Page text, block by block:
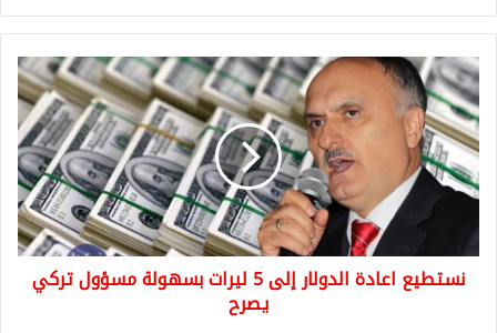
نستطيع
اعادة
الدولار
إلى
5
ليرات
بسهولة
مسؤول
تركي
يصرح
نستطيع اعادة الدولار إلى 5 ليرات بسهولة مسؤول تركي
يصرح